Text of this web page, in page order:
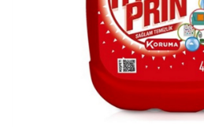
Stok Kodu